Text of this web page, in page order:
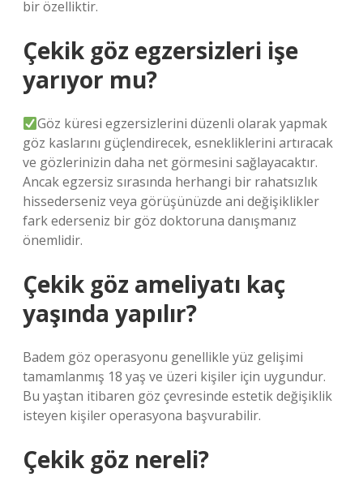
bir özelliktir.
Çekik göz egzersizleri işe
yarıyor mu?
Göz küresi egzersizlerini düzenli olarak yapmak
göz kaslarını güçlendirecek, esnekliklerini artıracak
ve gözlerinizin daha net görmesini sağlayacaktır.
Ancak egzersiz sırasında herhangi bir rahatsızlık
hissederseniz veya görüşünüzde ani değişiklikler
fark ederseniz bir göz doktoruna danışmanız
önemlidir.
Çekik göz ameliyatı kaç
yaşında yapılır?
Badem göz operasyonu genellikle yüz gelişimi
tamamlanmış 18 yaş ve üzeri kişiler için uygundur.
Bu yaştan itibaren göz çevresinde estetik değişiklik
isteyen kişiler operasyona başvurabilir.
Çekik göz nereli?